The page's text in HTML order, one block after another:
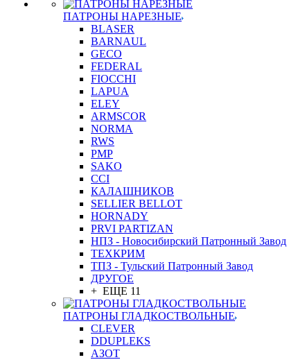
ПАТРОНЫ НАРЕЗНЫЕ
BLASER
BARNAUL
GEСO
FEDERAL
FIOCCHI
LAPUA
ELEY
ARMSCOR
NORMA
RWS
PMP
SAKO
CCI
КАЛАШНИКОВ
SELLIER BELLOT
HORNADY
PRVI PARTIZAN
НПЗ - Новосибирский Патронный Завод
ТЕХКРИМ
ТПЗ - Тульский Патронный Завод
ДРУГОЕ
+ ЕЩЕ 11
ПАТРОНЫ ГЛАДКОСТВОЛЬНЫЕ
CLEVER
DDUPLEKS
АЗОТ